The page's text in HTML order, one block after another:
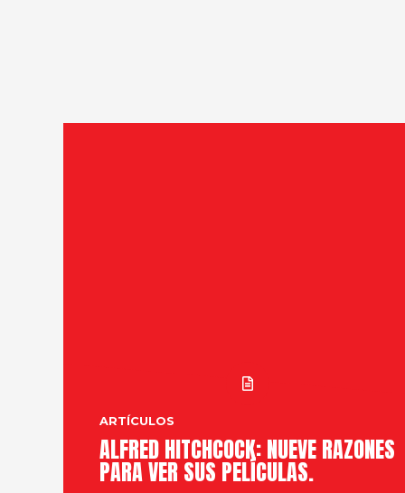
ARTÍCULOS
ALFRED HITCHCOCK: NUEVE RAZONES
PARA VER SUS PELÍCULAS.